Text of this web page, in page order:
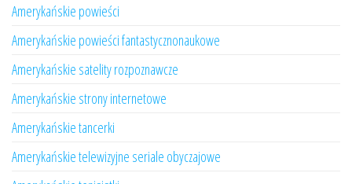
Amerykańskie powieści
Amerykańskie powieści fantastycznonaukowe
Amerykańskie satelity rozpoznawcze
Amerykańskie strony internetowe
Amerykańskie tancerki
Amerykańskie telewizyjne seriale obyczajowe